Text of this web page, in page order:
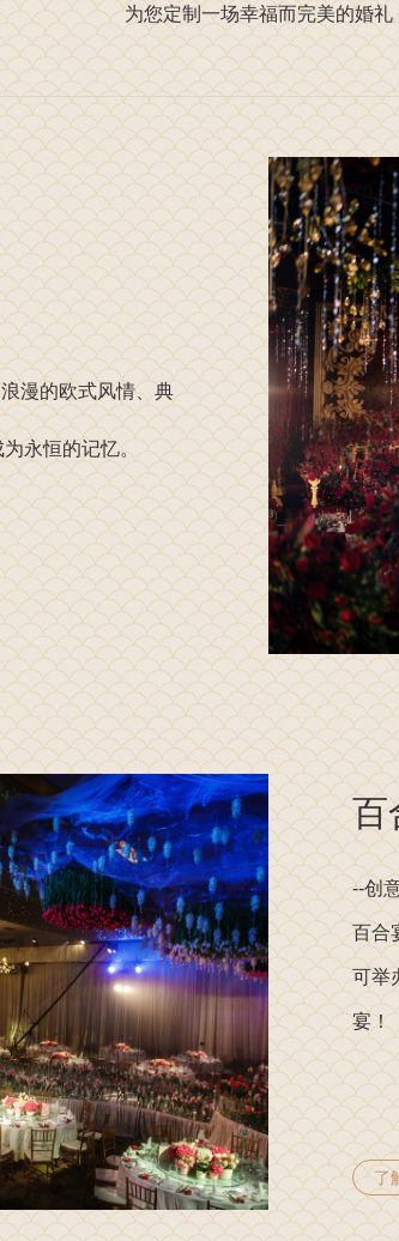
为您定制一场幸福而完美的婚礼
漫的欧式风情、典
永恒的记忆。
百
--创
百合
可举
宴！
了